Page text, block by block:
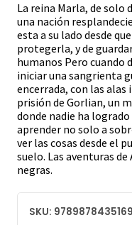
La reina Marla, de solo
una nación
esta a su lado desde
protegerla, y de
humanos Pero cuando
iniciar una sangrienta
encerrada, con las
prisión de Gorlian, un
donde nadie ha
aprender no solo a
ver las cosas desde el
suelo. Las aventuras
negras.
SKU: 9789878435169